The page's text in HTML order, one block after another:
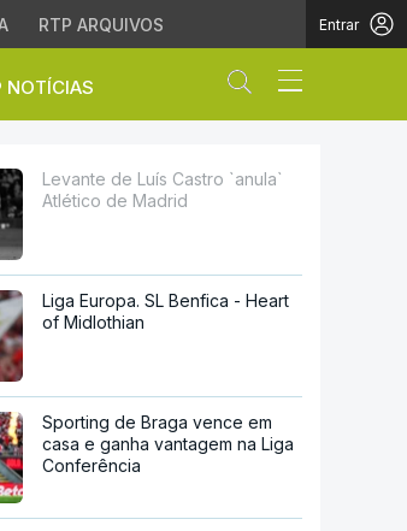
RTP ARQUIVOS Entrar
NOTÍCIAS Abrir campo
Levante de Luís Castro `anula`
Atlético de Madrid
Liga Europa. SL Benfica - Heart
of Midlothian
Sporting de Braga vence em
casa e ganha vantagem na Liga
Conferência